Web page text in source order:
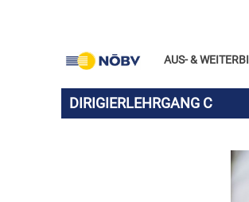
AUS- &
DIRIGIERLEHRGANG C